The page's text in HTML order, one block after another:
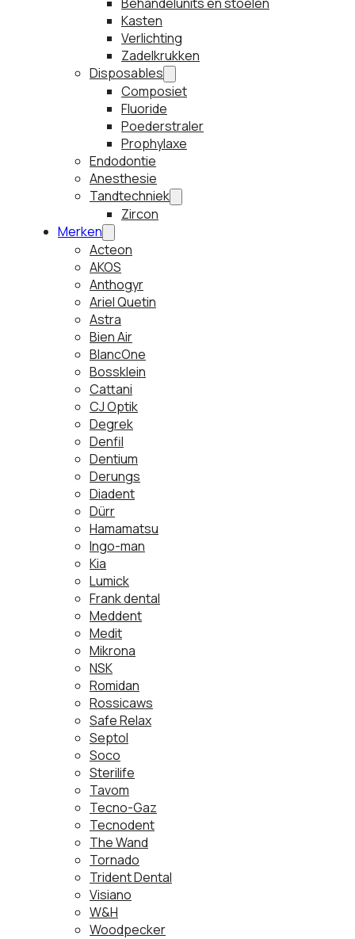
Kasten
Verlichting
Zadelkrukken
Disposables
Composiet
Fluoride
Poederstraler
Prophylaxe
Endodontie
Anesthesie
Tandtechniek
Zircon
Merken
Acteon
AKOS
Anthogyr
Ariel Quetin
Astra
Bien Air
BlancOne
Bossklein
Cattani
CJ Optik
Degrek
Denfil
Dentium
Derungs
Diadent
Dürr
Hamamatsu
Ingo-man
Kia
Lumick
Frank dental
Meddent
Medit
Mikrona
NSK
Romidan
Rossicaws
Safe Relax
Septol
Soco
Sterilife
Tavom
Tecno-Gaz
Tecnodent
The Wand
Tornado
Trident Dental
Visiano
W&H
Woodpecker